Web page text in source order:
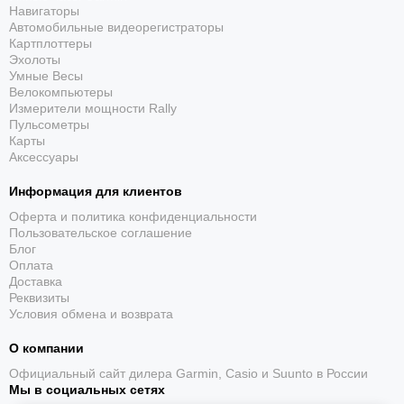
осуществляется голосом (командой «OK, Garmin»), не
отвлекая водителя от дороги.
Умные функции помощи водителю.
снимает видео, но и помогает во время движения.
Встроенный GPS фиксирует точное время и координаты
событий и позволяет реализовать такие функции, как:
предупреждения о приближении к камерам контроля
оповещения о выезде из полосы движения;
Безопасность 24/7.
питания активируется режим охраны на парковке (Parking
Guard). Регистратор автоматически начнет запись, если
облачное хранилище Vault, доступ к которому
осуществляется через приложение Garmin Drive на
Навигаторы
Автомобильные видеорегистраторы
Картплоттеры
Эхолоты
Умные Весы
Велокомпьютеры
Измерители мощности Rally
Пульсометры
Карты
Аксессуары
Информация для клиентов
Оферта и политика конфиденциальности
Пользовательское соглашение
Блог
Оплата
Доставка
Реквизиты
Условия обмена и возврата
О компании
Официальный сайт дилера Garmin, Casio и Suunto в России
Мы в социальных сетях